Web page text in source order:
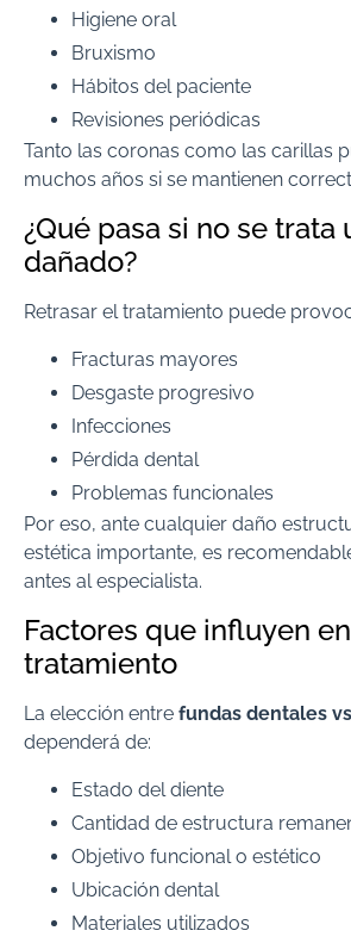
Higiene oral
Bruxismo
Hábitos del paciente
Revisiones periódicas
Tanto las coronas como las carillas
muchos años si se mantienen
¿Qué pasa si no se trata
dañado?
Retrasar el tratamiento puede
Fracturas mayores
Desgaste progresivo
Infecciones
Pérdida dental
Problemas funcionales
Por eso, ante cualquier daño
estética importante, es
antes al especialista.
Factores que influyen
tratamiento
La elección entre fundas dentales
dependerá de:
Estado del diente
Cantidad de estructura
Objetivo funcional o estético
Ubicación dental
Materiales utilizados